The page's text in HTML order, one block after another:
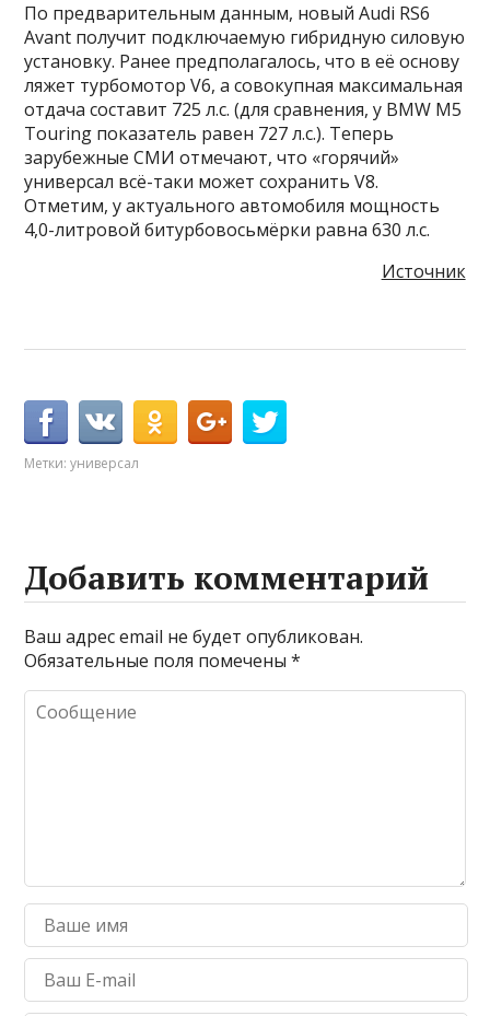
По предварительным данным, новый Audi RS6
Avant получит подключаемую гибридную силовую
установку. Ранее предполагалось, что в её основу
ляжет турбомотор V6, а совокупная максимальная
отдача составит 725 л.с. (для сравнения, у BMW M5
Touring показатель равен 727 л.с.). Теперь
зарубежные СМИ отмечают, что «горячий»
универсал всё-таки может сохранить V8.
Отметим, у актуального автомобиля мощность
4,0-литровой битурбовосьмёрки равна 630 л.с.
Источник
Метки:универсал
Добавить комментарий
Ваш адрес email не будет опубликован.
Обязательные поля помечены*